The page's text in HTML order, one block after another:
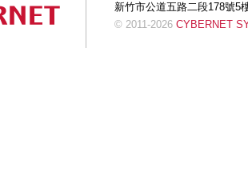
新竹市公道五路二段178號5
© 2011-2026 CYBERNET